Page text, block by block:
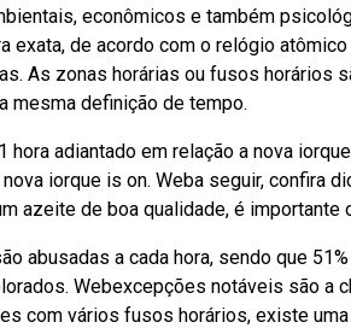
econômicos e também
exata, de acordo com o relógio
As zonas horárias ou fusos horários
mesma definição de tempo.
hora adiantado em relação a nova
iorque is on. Weba seguir, confira
azeite de boa qualidade, é
abusadas a cada hora, sendo que
Webexcepções notáveis são a
com vários fusos horários, existe uma